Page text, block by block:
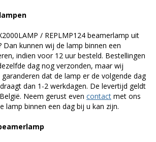
/ REPLMP124 beamerlamp uit
Dan kunnen wij de lamp binnen een
indien voor 12 uur besteld. Bestellingen
dag nog verzonden, maar wij
dat de lamp er de volgende dag
dan 1-2 werkdagen. De levertijd geldt
Neem gerust even contact met ons
lamp binnen een dag bij u kan zijn.